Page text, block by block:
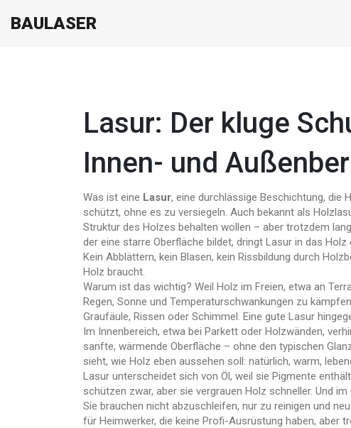
BAULASER
Lasur: Der kluge
Innen- und
Was ist eine Lasur, eine durchlässige Beschichtung, die
schützt, ohne es zu versiegeln. Auch bekannt als
Struktur des Holzes behalten wollen – aber trotzdem
der eine starre Oberfläche bildet, dringt Lasur in das
Kein Abblättern, kein Blasen, kein Rissbildung durch
Holz braucht.
Warum ist das wichtig? Weil Holz im Freien, etwa an
Regen, Sonne und Temperaturschwankungen zu
Graufäule, Rissen oder Schimmel. Eine gute Lasur
Im Innenbereich, etwa bei Parkett oder Holzwänden,
sanfte, wärmende Oberfläche – ohne den typischen
sieht, wie Holz eben aussehen soll: natürlich, warm,
Lasur unterscheidet sich von Öl, weil sie Pigmente
schützen zwar, aber sie vergrauen Holz schneller. Und
Sie brauchen nicht abzuschleifen, nur zu reinigen und
für Heimwerker, die keine Profi-Ausrüstung haben, aber